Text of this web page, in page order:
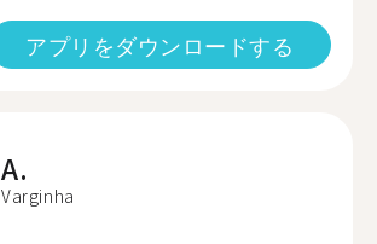
アプリをダウンロードする
A.
Varginha